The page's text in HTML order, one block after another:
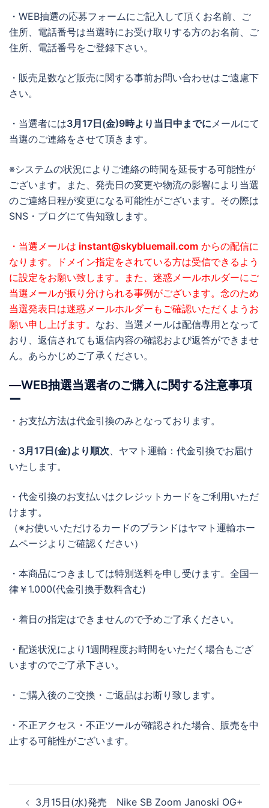
・WEB抽選の応募フォームにご記入して頂くお名前、ご
住所、電話番号は当選時にお受け取りする方のお名前、ご
住所、電話番号をご登録下さい。
・販売足数など販売に関する事前お問い合わせはご遠慮下
さい。
・当選者には3月17日(金)9時より当日中までにメールにて
当選のご連絡をさせて頂きます。
※システムの状況によりご連絡の時間を延長する可能性が
ございます。また、発売日の変更や物流の影響により当選
のご連絡日程が変更になる可能性がございます。その際は
SNS・ブログにて告知致します。
・当選メールは instant@skybluemail.com からの配信に
なります。ドメイン指定をされている方は受信できるよう
に設定をお願い致します。また、迷惑メールホルダーにご
当選メールが振り分けられる事例がございます。念のため
当選発表日は迷惑メールホルダーもご確認いただくようお
願い申し上げます。 なお、当選メールは配信専用となって
おり、返信されても返信内容の確認および返答ができませ
ん。あらかじめご了承ください。
―WEB抽選当選者のご購入に関する注意事項
ー
・お支払方法は代金引換のみとなっております。
・ 3月17日(金)より順次、ヤマト運輸：代金引換でお届け
いたします。
・代金引換のお支払いはクレジットカードをご利用いただ
けます。
（※お使いいただけるカードのブランドはヤマト運輸ホー
ムページよりご確認ください）
・本商品につきましては特別送料を申し受けます。全国一
律￥1.000(代金引換手数料含む)
・着日の指定はできませんので予めご了承ください。
・配送状況により1週間程度お時間をいただく場合もござ
いますのでご了承下さい。
・ご購入後のご交換・ご返品はお断り致します。
・不正アクセス・不正ツールが確認された場合、販売を中
止する可能性がございます。
3月15日(水)発売 Nike SB Zoom Janoski OG+